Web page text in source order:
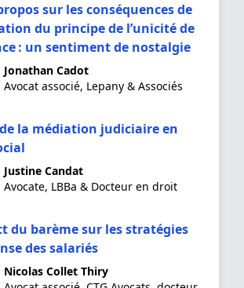
sur les conséquences de
du principe de l’unicité de
: un sentiment de nostalgie
Jonathan Cadot
Avocat associé, Lepany & Associés
de la médiation judiciaire en
Justine Candat
Avocate, LBBa & Docteur en droit
du barème sur les stratégies
des salariés
Nicolas Collet Thiry